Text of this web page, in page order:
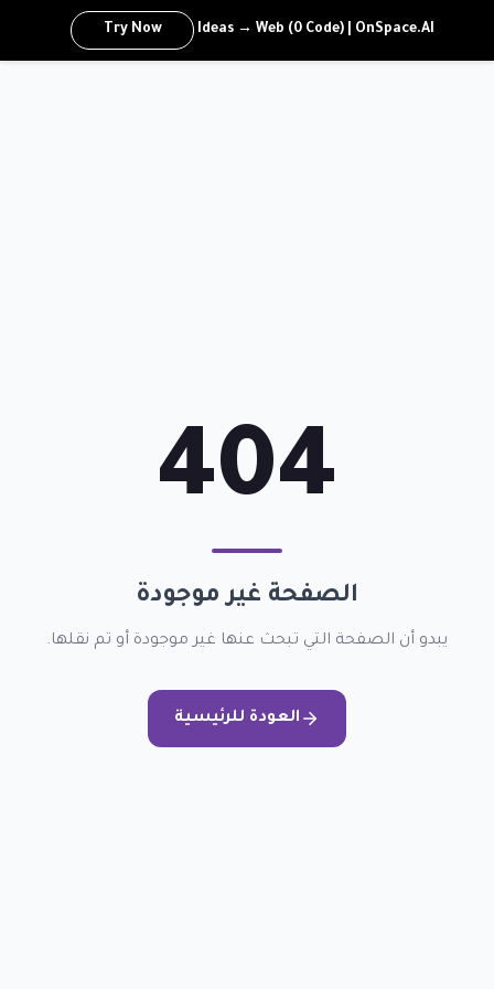
Ideas → Web (0 Code) | OnSpace.AI
Try Now
404
الصفحة غير موجودة
يبدو أن الصفحة التي تبحث عنها غير موجودة أو تم نقلها.
العودة للرئيسية